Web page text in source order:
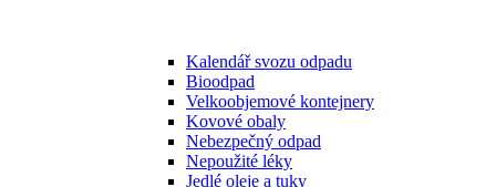
Kalendář svozu odpadu
Bioodpad
Velkoobjemové kontejnery
Kovové obaly
Nebezpečný odpad
Nepoužité léky
Jedlé oleje a tuky